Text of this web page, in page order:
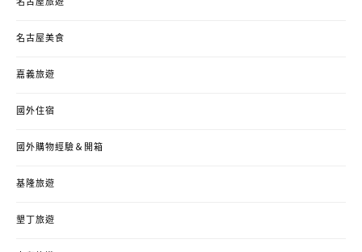
名古屋旅遊
名古屋美食
嘉義旅遊
國外住宿
國外購物經驗＆開箱
基隆旅遊
墾丁旅遊